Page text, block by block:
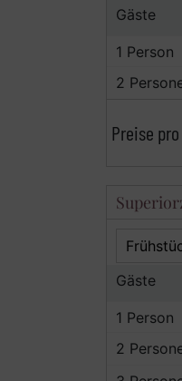
Gäste
1 Person
2
Preise pro
Gäste
1 Person
2